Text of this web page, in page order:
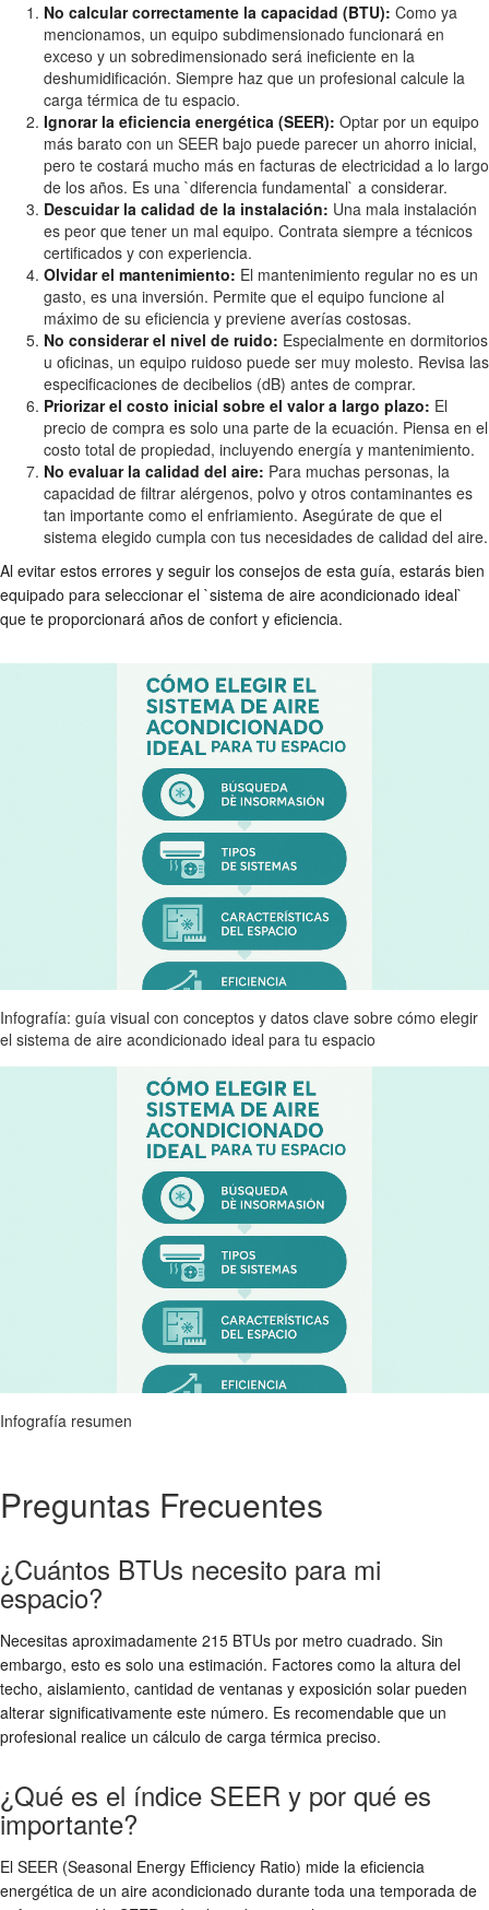
No calcular correctamente la capacidad (BTU): Como ya
mencionamos, un equipo subdimensionado funcionará en
exceso y un sobredimensionado será ineficiente en la
deshumidificación. Siempre haz que un profesional calcule la
carga térmica de tu espacio.
Ignorar la eficiencia energética (SEER): Optar por un equipo
más barato con un SEER bajo puede parecer un ahorro inicial,
pero te costará mucho más en facturas de electricidad a lo largo
de los años. Es una `diferencia fundamental` a considerar.
Descuidar la calidad de la instalación: Una mala instalación
es peor que tener un mal equipo. Contrata siempre a técnicos
certificados y con experiencia.
Olvidar el mantenimiento: El mantenimiento regular no es un
gasto, es una inversión. Permite que el equipo funcione al
máximo de su eficiencia y previene averías costosas.
No considerar el nivel de ruido: Especialmente en dormitorios
u oficinas, un equipo ruidoso puede ser muy molesto. Revisa las
especificaciones de decibelios (dB) antes de comprar.
Priorizar el costo inicial sobre el valor a largo plazo: El
precio de compra es solo una parte de la ecuación. Piensa en el
costo total de propiedad, incluyendo energía y mantenimiento.
No evaluar la calidad del aire: Para muchas personas, la
capacidad de filtrar alérgenos, polvo y otros contaminantes es
tan importante como el enfriamiento. Asegúrate de que el
sistema elegido cumpla con tus necesidades de calidad del aire.
Al evitar estos errores y seguir los consejos de esta guía, estarás bien
equipado para seleccionar el `sistema de aire acondicionado ideal`
que te proporcionará años de confort y eficiencia.
Infografía: guía visual con conceptos y datos clave sobre cómo elegir
el sistema de aire acondicionado ideal para tu espacio
Infografía resumen
Preguntas Frecuentes
¿Cuántos BTUs necesito para mi
espacio?
Necesitas aproximadamente 215 BTUs por metro cuadrado. Sin
embargo, esto es solo una estimación. Factores como la altura del
techo, aislamiento, cantidad de ventanas y exposición solar pueden
alterar significativamente este número. Es recomendable que un
profesional realice un cálculo de carga térmica preciso.
¿Qué es el índice SEER y por qué es
importante?
El SEER (Seasonal Energy Efficiency Ratio) mide la eficiencia
energética de un aire acondicionado durante toda una temporada de